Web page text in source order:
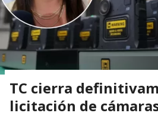
TC cierra
licitación de